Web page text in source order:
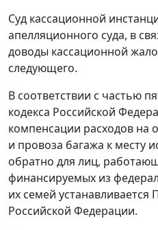
Суд кассационной
апелляционного суда, в
доводы кассационной
следующего.
В соответствии с частью
кодекса Российской
компенсации расходов на
и провоза багажа к месту
обратно для лиц,
финансируемых из
их семей устанавливается
Российской Федерации.